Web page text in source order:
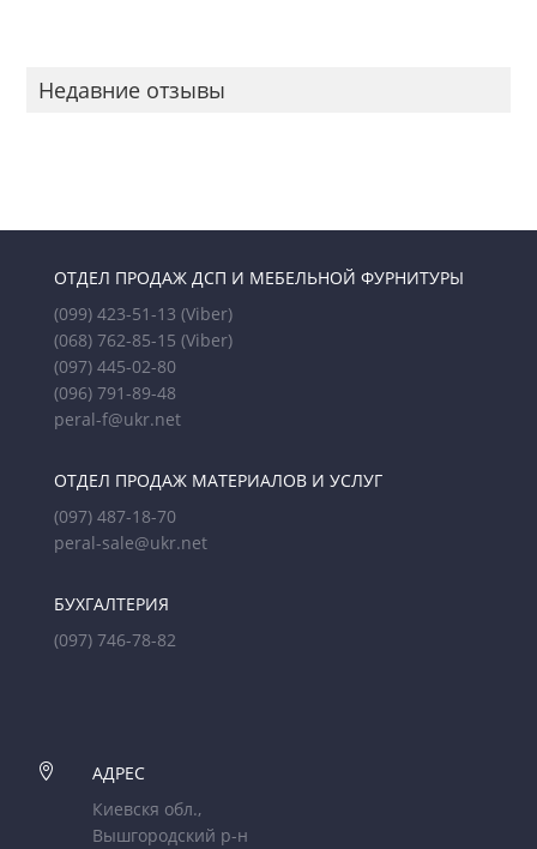
Недавние отзывы
ОТДЕЛ ПРОДАЖ ДСП И МЕБЕЛЬНОЙ ФУРНИТУРЫ
(099) 423-51-13 (Viber)
(068) 762-85-15 (Viber)
(097) 445-02-80
(096) 791-89-48
peral-f@ukr.net
ОТДЕЛ ПРОДАЖ МАТЕРИАЛОВ И УСЛУГ
(097) 487-18-70
peral-sale@ukr.net
БУХГАЛТЕРИЯ
(097) 746-78-82

АДРЕС
Киевскя обл.,
Вышгородский р-н